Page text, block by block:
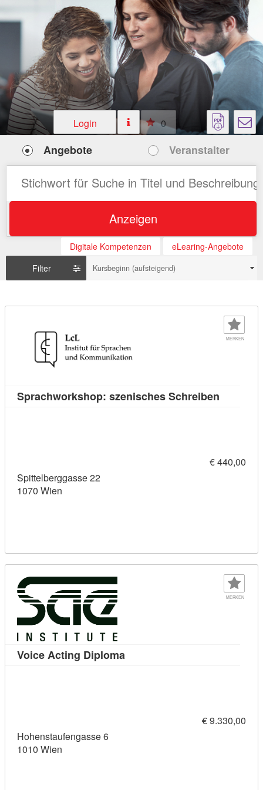
Login 0
Angebote Veranstalter
Anzeigen
Digitale Kompetenzen
eLearing-Angebote
Filter
Kursbeginn (aufsteigend)
MERKEN
Sprachworkshop: szenisches Schreiben
€ 440,00
Spittelberggasse 22
1070 Wien
MERKEN
Voice Acting Diploma
€ 9.330,00
Hohenstaufengasse 6
1010 Wien